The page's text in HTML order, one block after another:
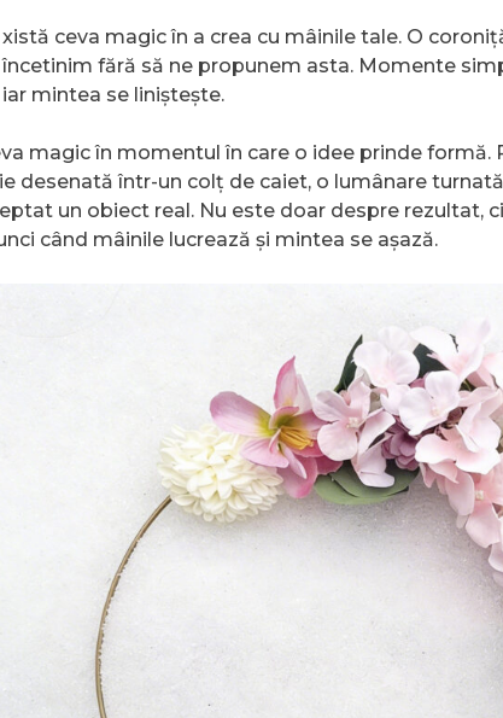
xistă ceva magic în a crea cu mâinile tale. O
încetinim fără să ne propunem asta. Momente
iar mintea se liniștește.
magic în momentul în care o idee prinde formă.
desenată într-un colț de caiet, o lumânare
un obiect real. Nu este doar despre rezultat,
când mâinile lucrează și mintea se așază.